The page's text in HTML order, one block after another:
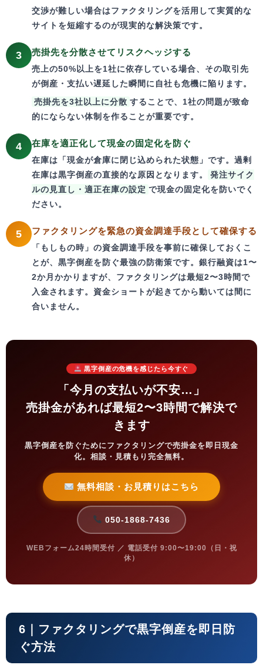
交渉が難しい場合はファクタリングを活用して実質的な
サイトを短縮するのが現実的な解決策です。
3 売掛先を分散させてリスクヘッジする
売上の50%以上を1社に依存している場合、その取引先
が倒産・支払い遅延した瞬間に自社も危機に陥ります。
売掛先を3社以上に分散 することで、1社の問題が致命
的にならない体制を作ることが重要です。
4 在庫を適正化して現金の固定化を防ぐ
在庫は「現金が倉庫に閉じ込められた状態」です。過剰
在庫は黒字倒産の直接的な原因となります。
発注サイク
ルの見直し・適正在庫の設定 で現金の固定化を防いでく
ださい。
5 ファクタリングを緊急の資金調達手段として確保する
「もしもの時」の資金調達手段を事前に確保しておくこ
とが、黒字倒産を防ぐ最強の防衛策です。 銀行融資は1〜
2か月かかりますが、ファクタリングは最短2〜3時間で
入金されます。資金ショートが起きてから動いては間に
合いません。
黒字倒産の危機を感じたら今すぐ
「今月の支払いが不安…」
売掛金があれば最短2〜3時間で解決で
きます
黒字倒産を防ぐためにファクタリングで売掛金を即日現金
化。相談・見積もり完全無料。
無料相談・お見積りはこちら
050-1868-7436
WEBフォーム24時間受付 ／ 電話受付 9:00〜19:00（日・祝
休）
6｜ファクタリングで黒字倒産を即日防
ぐ方法